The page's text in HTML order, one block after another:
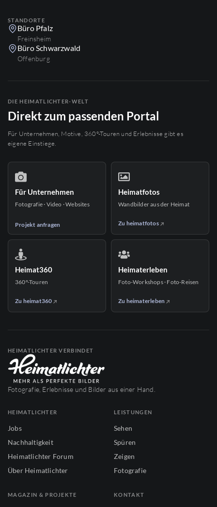
STANDORTE
Büro Pfalz
Freinsheim
Büro Schwarzwald
Offenburg
DIE HEIMATLICHTER-WELT
Direkt zum passenden Portal
Für Unternehmen, Motive, 360°-Touren und Erlebnisse gibt es
eigene Einstiege.
Für Unternehmen
Fotografie · Video · Websites
Projekt anfragen
Heimatfotos
Wandbilder aus der Heimat
Zu heimatfotos
Heimat360
360°-Touren
Zu heimat360
Heimaterleben
Foto-Workshops · Foto-Reisen
Zu heimaterleben
HEIMATLICHTER VERBINDET
Fotografie, Erlebnisse und Bilder aus einer Hand.
HEIMATLICHTER
Jobs
Nachhaltigkeit
Heimatlichter Forum
Über Heimatlichter
LEISTUNGEN
Sehen
Spüren
Zeigen
Fotografie
MAGAZIN & PROJEKTE KONTAKT